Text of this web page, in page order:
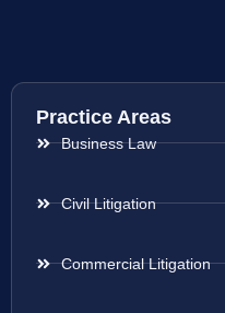
Practice Areas
Business Law
Civil Litigation
Commercial Litigation